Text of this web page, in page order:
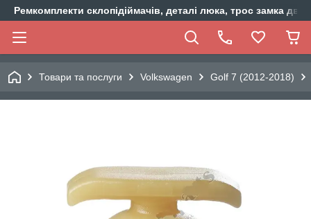
Ремкомплекти склопідіймачів, деталі люка, трос замка
Товари та послуги Volkswagen Golf 7 (2012-2018)